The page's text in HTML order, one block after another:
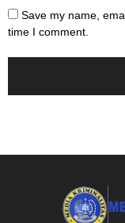
Save my name,
time I comment.